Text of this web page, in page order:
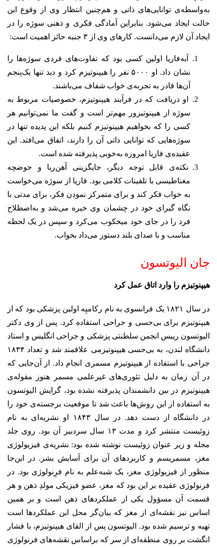
به‌واسطه‌ی توانایی‌های ذاتی و هم‌چنین انتظار وی از وقوع این
حالت ایجاد می‌شود. بنابراین آمادگی فکری و ذهنی سوژه را در
ایجاد آن لازم می‌دانست. کارهای وی از ۳ جنبه حائز اهمیت است:
آبه‌فاریا اولین کسی بود که تفاوت‌های فردی سوژه‌ها را
نشان داد. او ۵۰۰۰ نفر را هیپنوتیزم کرد و دید تنها یک‌پنجم
آن‌ها قادر به تجربه‌ی خواب شفاف می‌باشند.
او دریافت که در فرآیند هیپنوتیزم، خصوصیات مربوط به
سوژه از هیپنوتیزور مهم‌تر است و گفت ما نمی‌توانیم هر
کسی را که بخواهیم هیپنوتیزم کنیم بلکه این پدیده تنها در
سوژه‌هایی که توانایی ذاتی آن را دارند، اتفاق می‌افتد. این
عقیده‌ی فاریا امروزه به‌خوبی پذیرفته شده است.
نکته‌ی قابل توجه دیگر، جایگزینی آهن‌ربا و حوضچه‌
مغناطیسی با تلقینات کلامی بود. فاریا از سوژه می‌خواست
به خواب فکر کند و برای متمرکز نمودن فکر، برای مدتی با
نگاه گیرای خود در چشمان وی خیره می‌شد و به‌اصطلاح
فرد را در جای خود میخکوب می‌کرد و سپس در یک لحظه‌
مناسب و با صدای بلند دستور می‌داد بخواب.
جان الیوتسون
هیپنوتیزم را وارد اتاق عمل کرد
در سال ۱۸۲۱ یک فرانسوی به نام رکامیِه اولین پزشکی بود که از
هیپنوتیزم برای بی‌حسی و جراحی استفاده کرد. پس از وی دکتر
الیوتسون رییس انجمن سلطنتی پزشکی و جراحی انگلیس و استاد
دانشگاه لندن، به بی‌حسی هیپنوتیزمی علاقمند شد و تعداد ۱۸۳۴
جراحی با استفاده از هیپنوتیزم مسمری انجام داد. از آن‌جایی که
در آن زمان به دلیل تئوری‌های غیرعلمی مسمر هنوز مقوله‌ی
هیپنوتیزم در بین دانشمندان پذیرفته نشده بود، گرایش الیوتسون
به استفاده از این روش‌ها باعث شد تا موقعیت برجسته‌ی خود را
در دانشگاه از دست دهد. در سال ۱۸۴۳ او نشریه‌ای به نام
زوئیست منتشر کرد و مدت ۱۳ سال سردبیر آن بود. روی جلد
مجله و زیر عنوان زوئیست نوشته شده بود: نشریه‌ی فیزیولوژی
مغز، مسمریسم و کاربردهای آن برای آسایش بشر. در این‌جا
منظور از فیزیولوژی مغز، یک شبه‌علم به نام فرِنولوژی بود. در
فرنولوژی عقیده بر این بود که مغز، عضو فیزیکی مولدِ ذهن و هر
قسمت آن مسؤول یکی از عملکردهای ذهن است و بر همین
اساس نیز نقشه‌ای از مغز که بیان‌گر محل این عملکردها است
تهیه و ترسیم شده بود. الیوتسون پس از القای هیپنوتیزم، با فشار
انگشت بر روی منطقه‌ای از سر که براساس نقشه‌های فرنولوژی